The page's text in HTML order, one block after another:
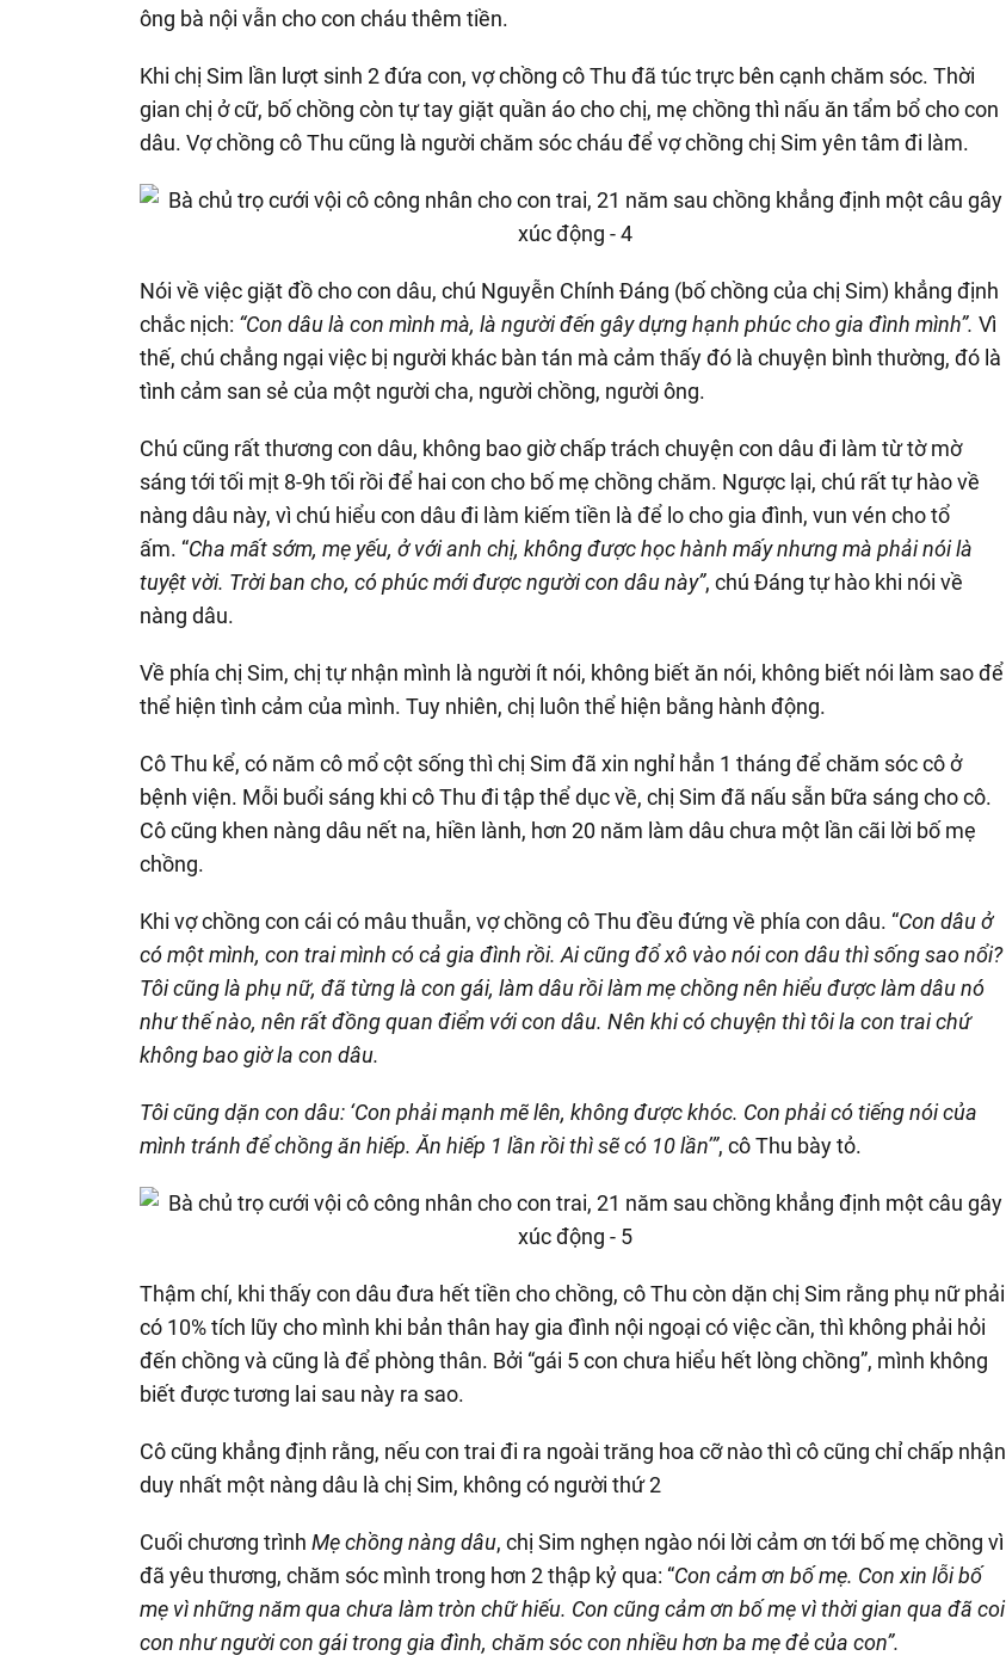
ông bà nội vẫn cho con cháu thêm tiền.
Khi chị Sim lần lượt sinh 2 đứa con, vợ chồng cô Thu đã túc trực bên cạnh chăm sóc. Thời
gian chị ở cữ, bố chồng còn tự tay giặt quần áo cho chị, mẹ chồng thì nấu ăn tẩm bổ cho con
dâu. Vợ chồng cô Thu cũng là người chăm sóc cháu để vợ chồng chị Sim yên tâm đi làm.
Nói về việc giặt đồ cho con dâu, chú Nguyễn Chính Đáng (bố chồng của chị Sim) khẳng định
chắc nịch: “Con dâu là con mình mà, là người đến gây dựng hạnh phúc cho gia đình mình”. Vì
thế, chú chẳng ngại việc bị người khác bàn tán mà cảm thấy đó là chuyện bình thường, đó là
tình cảm san sẻ của một người cha, người chồng, người ông.
Chú cũng rất thương con dâu, không bao giờ chấp trách chuyện con dâu đi làm từ tờ mờ
sáng tới tối mịt 8-9h tối rồi để hai con cho bố mẹ chồng chăm. Ngược lại, chú rất tự hào về
nàng dâu này, vì chú hiểu con dâu đi làm kiếm tiền là để lo cho gia đình, vun vén cho tổ
ấm. “Cha mất sớm, mẹ yếu, ở với anh chị, không được học hành mấy nhưng mà phải nói là
tuyệt vời. Trời ban cho, có phúc mới được người con dâu này”, chú Đáng tự hào khi nói về
nàng dâu.
Về phía chị Sim, chị tự nhận mình là người ít nói, không biết ăn nói, không biết nói làm sao để
thể hiện tình cảm của mình. Tuy nhiên, chị luôn thể hiện bằng hành động.
Cô Thu kể, có năm cô mổ cột sống thì chị Sim đã xin nghỉ hẳn 1 tháng để chăm sóc cô ở
bệnh viện. Mỗi buổi sáng khi cô Thu đi tập thể dục về, chị Sim đã nấu sẵn bữa sáng cho cô.
Cô cũng khen nàng dâu nết na, hiền lành, hơn 20 năm làm dâu chưa một lần cãi lời bố mẹ
chồng.
Khi vợ chồng con cái có mâu thuẫn, vợ chồng cô Thu đều đứng về phía con dâu. “Con dâu ở
có một mình, con trai mình có cả gia đình rồi. Ai cũng đổ xô vào nói con dâu thì sống sao nổi?
Tôi cũng là phụ nữ, đã từng là con gái, làm dâu rồi làm mẹ chồng nên hiểu được làm dâu nó
như thế nào, nên rất đồng quan điểm với con dâu. Nên khi có chuyện thì tôi la con trai chứ
không bao giờ la con dâu.
Tôi cũng dặn con dâu: ‘Con phải mạnh mẽ lên, không được khóc. Con phải có tiếng nói của
mình tránh để chồng ăn hiếp. Ăn hiếp 1 lần rồi thì sẽ có 10 lần’”, cô Thu bày tỏ.
Thậm chí, khi thấy con dâu đưa hết tiền cho chồng, cô Thu còn dặn chị Sim rằng phụ nữ phải
có 10% tích lũy cho mình khi bản thân hay gia đình nội ngoại có việc cần, thì không phải hỏi
đến chồng và cũng là để phòng thân. Bởi “gái 5 con chưa hiểu hết lòng chồng”, mình không
biết được tương lai sau này ra sao.
Cô cũng khẳng định rằng, nếu con trai đi ra ngoài trăng hoa cỡ nào thì cô cũng chỉ chấp nhận
duy nhất một nàng dâu là chị Sim, không có người thứ 2
Cuối chương trình Mẹ chồng nàng dâu, chị Sim nghẹn ngào nói lời cảm ơn tới bố mẹ chồng vì
đã yêu thương, chăm sóc mình trong hơn 2 thập kỷ qua: “Con cảm ơn bố mẹ. Con xin lỗi bố
mẹ vì những năm qua chưa làm tròn chữ hiếu. Con cũng cảm ơn bố mẹ vì thời gian qua đã coi
con như người con gái trong gia đình, chăm sóc con nhiều hơn ba mẹ đẻ của con”.